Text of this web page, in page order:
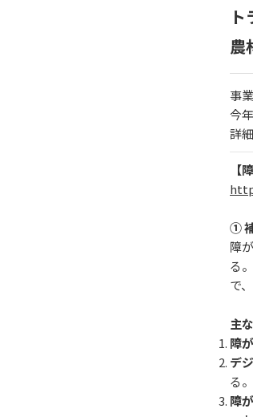
農
事
今
詳
【
①
障
る
で
主
障
デ
る。
障